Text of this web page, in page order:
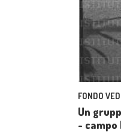
FONDO
Un
- campo